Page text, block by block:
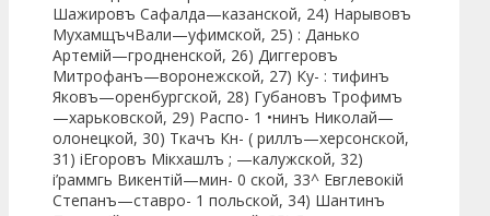
Шажировъ Сафалда—казанской, 24) Нарывовъ
МухамщъчВали—уфимской, 25) : Данько
Артемій—гродненской, 26) Диггеровъ
Митрофанъ—воронежской, 27) Ку- : тифинъ
Яковъ—оренбургской, 28) Губановъ Трофимъ
—харьковской, 29) Распо- 1 •нинъ Николай—
олонецкой, 30) Ткачъ Кн- ( риллъ—херсонской,
31) іЕгоровъ Мікхашлъ ; —калужской, 32)
і’раммгь Викентій—мин- 0 ской, 33^ Евглевокій
Степанъ—ставро- 1 польской, 34) Шантинъ